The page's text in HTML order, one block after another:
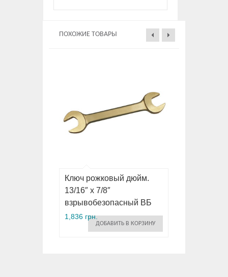
ПОХОЖИЕ ТОВАРЫ
Ключ рожковый дюйм.
13/16″ x 7/8″
взрывобезопасный ВБ
1,836 грн.
ДОБАВИТЬ В КОРЗИНУ